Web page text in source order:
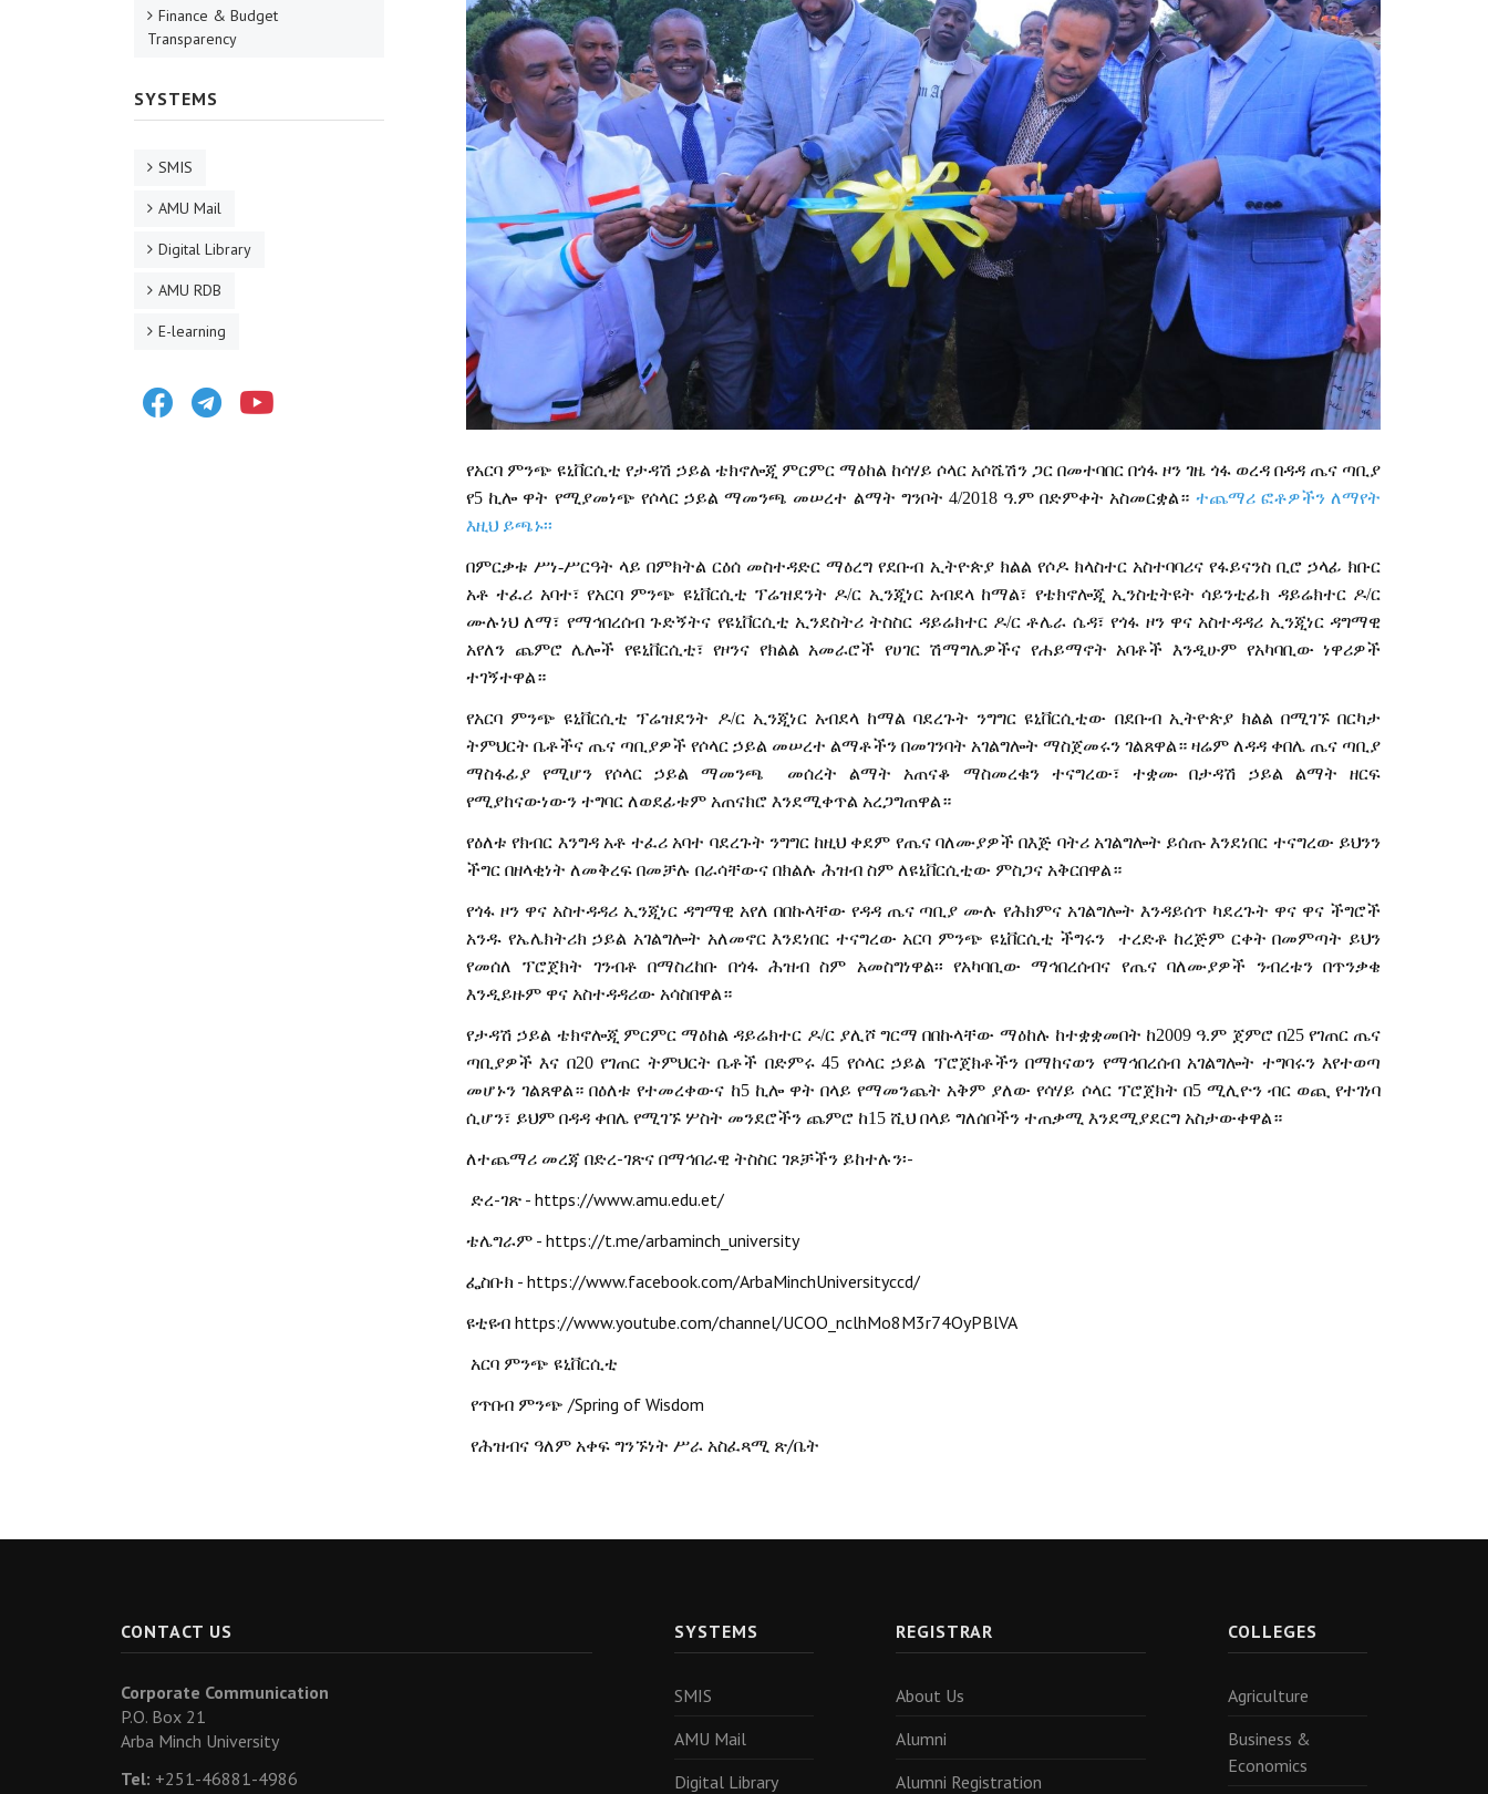
የአርባ ምንጭ ዩኒቨርሲቲ የታዳሽ ኃይል ቴክኖሎጂ ምርምር ማዕከል ከሳሃይ ሶላር አሶሼሽን ጋር በመተባበር በጎፋ ዞን ገዜ ጎፋ ወረዳ በዳዳ ጤና ጣቢያ
የ5 ኪሎ ዋት የሚያመነጭ የሶላር ኃይል ማመንጫ መሠረተ ልማት ግንቦት 4/2018 ዓ.ም በድምቀት አስመርቋል። ተጨማሪ ፎቶዎችን ለማየት
እዚህ ይጫኑ፡፡
በምርቃቱ ሥነ-ሥርዓት ላይ በምክትል ርዕሰ መስተዳድር ማዕረግ የደቡብ ኢትዮጵያ ክልል የሶዶ ክላስተር አስተባባሪና የፋይናንስ ቢሮ ኃላፊ ክቡር
አቶ ተፈሪ አባተ፣ የአርባ ምንጭ ዩኒቨርሲቲ ፕሬዝደንት ዶ/ር ኢንጂነር አብደላ ከማል፣ የቴክኖሎጂ ኢንስቲትዩት ሳይንቲፊክ ዳይሬክተር ዶ/ር
ሙሉነህ ለማ፣ የማኅበረሰብ ጉድኝትና የዩኒቨርሲቲ ኢንደስትሪ ትስስር ዳይሬክተር ዶ/ር ቶሌራ ሴዳ፣የጎፋ ዞን ዋና አስተዳዳሪ ኢንጂነር ዳግማዊ
አየለን ጨምሮ ሌሎች የዩኒቨርሲቲ፣ የዞንና የክልል አመራሮች የሀገር ሽማግሌዎችና የሐይማኖት አባቶች እንዲሁም የአካባቢው ነዋሪዎች
ተገኝተዋል።
የአርባ ምንጭ ዩኒቨርሲቲ ፕሬዝደንት ዶ/ር ኢንጂነር አብደላ ከማል ባደረጉት ንግግር ዩኒቨርሲቲው በደቡብ ኢትዮጵያ ክልል በሚገኙ በርካታ
ትምህርት ቤቶችና ጤና ጣቢያዎች የሶላር ኃይል መሠረተ ልማቶችን በመገንባት አገልግሎት ማስጀመሩን ገልጸዋል። ዛሬም ለዳዳ ቀበሌ ጤና ጣቢያ
ማስፋፊያ
የሚሆን የሶላር ኃይል ማመንጫ መሰረት ልማት አጠናቆ ማስመረቁን ተናግረው፣ ተቋሙ በታዳሽ ኃይል ልማት
ዘርፍ
የሚያከናውነውን ተግባር ለወደፊቱም አጠናክሮ እንደሚቀጥል አረጋግጠዋል።
የዕለቱ የክብር እንግዳ አቶ ተፈሪ አባተ ባደረጉት ንግግር ከዚህ ቀደም የጤና ባለሙያዎች በእጅ ባትሪ አገልግሎት ይሰጡ እንደነበር ተናግረው ይህንን
ችግር በዘላቂነት ለመቅረፍ በመቻሉ በራሳቸውና በክልሉ ሕዝብ ስም ለዩኒቨርሲቲው ምስጋና አቅርበዋል።
የጎፋ ዞን ዋና አስተዳዳሪ ኢንጂነር ዳግማዊ አየለ በበኩላቸው የዳዳ ጤና ጣቢያ ሙሉ የሕክምና አገልግሎት እንዳይሰጥ ካደረጉት ዋና ዋና ችግሮች
አንዱ የኤሌክትሪክ ኃይል አገልግሎት አለመኖር እንደነበር ተናግረው አርባ ምንጭ ዩኒቨርሲቲ ችግሩን
ተረድቶ ከረጅም ርቀት በመምጣት ይህን
የመሰለ ፕሮጀክት ገንብቶ በማስረከቡ በጎፋ ሕዝብ ስም አመስግነዋል፡፡ የአካባቢው ማኅበረሰብና የጤና ባለሙያዎች ንብረቱን በጥንቃቄ
እንዲይዙም ዋና አስተዳዳሪው አሳስበዋል።
የታዳሽ ኃይል ቴክኖሎጂ ምርምር ማዕከል ዳይሬክተር ዶ/ር ያሊሾ ግርማ በበኩላቸው ማዕከሉ ከተቋቋመበት ከ2009 ዓ.ም ጀምሮ በ25 የገጠር ጤና
ጣቢያዎች እና በ20የገጠር ትምህርት ቤቶች በድምሩ45 የሶላር ኃይል ፕሮጀክቶችን በማከናወን የማኅበረሰብ አገልግሎት ተግባሩን እየተወጣ
መሆኑን ገልጸዋል። በዕለቱ የተመረቀውና ከ5 ኪሎ ዋት በላይ የማመንጨት አቅም ያለው የሳሃይ ሶላር ፕሮጀክት በ5 ሚሊዮን ብር ወጪ የተገነባ
ሲሆን፣ ይህም በዳዳ ቀበሌ የሚገኙ ሦስት መንደሮችን ጨምሮ ከ15 ሺህ በላይ ግለሰቦችን ተጠቃሚ እንደሚያደርግ አስታውቀዋል።
ለተጨማሪ መረጃ በድረ-ገጽና በማኅበራዊ ትስስር ገጾቻችን ይከተሉን፡-
ድረ-ገጽ - https://www.amu.edu.et/
ቴሌግራም - https://t.me/arbaminch_university
ፌስቡክ - https://www.facebook.com/ArbaMinchUniversityccd/
ዩቲዩብ https://www.youtube.com/channel/UCOO_nclhMo8M3r74OyPBlVA
አርባ ምንጭ ዩኒቨርሲቲ
የጥበብ ምንጭ /Spring of Wisdom
የሕዝብና ዓለም አቀፍ ግንኙነት ሥራ አስፈጻሚ ጽ/ቤት
Finance & Budget
Transparency
SYSTEMS
SMIS
AMU Mail
Digital Library
AMU RDB
E-learning
FacebookTelegram
CONTACT US
Corporate Communication
P.O. Box 21
Arba Minch University
Tel: +251-46881-4986
SYSTEMS
SMIS
AMU Mail
Digital Library
REGISTRAR
About Us
Alumni
Alumni Registration
COLLEGES
Agriculture
Business &
Economics